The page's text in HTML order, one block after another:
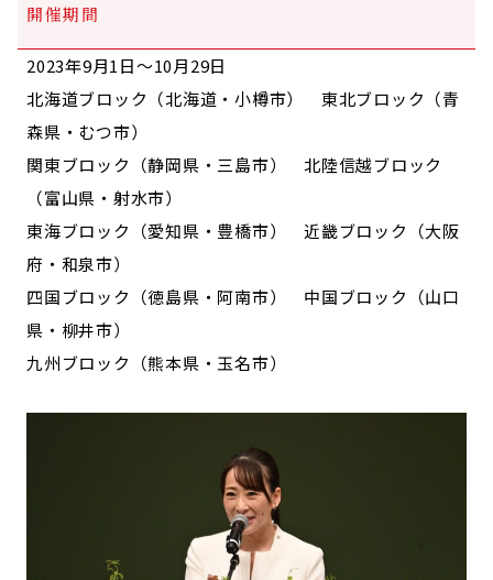
開催期間
2023年9月1日～10月29日
北海道ブロック（北海道・小樽市） 東北ブロック（青
森県・むつ市）
関東ブロック（静岡県・三島市） 北陸信越ブロック
（富山県・射水市）
東海ブロック（愛知県・豊橋市） 近畿ブロック（大阪
府・和泉市）
四国ブロック（徳島県・阿南市） 中国ブロック（山口
県・柳井市）
九州ブロック（熊本県・玉名市）